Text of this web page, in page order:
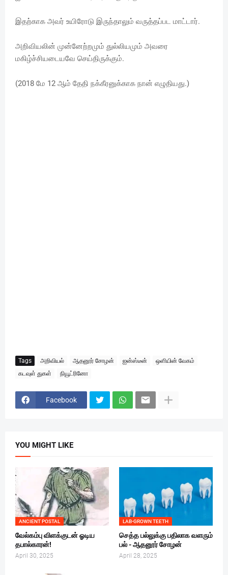
இதற்காக அவர் உயிரோடு இருந்தாலும் வருத்தப்பட மாட்டார்.
அறிவியலின் முன்னேற்றமும் துல்லியமும் அவரை
மகிழ்ச்சியடையவே செய்திருக்கும்.
(2018 மே 12 ஆம் தேதி நக்கீரனுக்காக நான் எழுதியது.)
Tags அறிவியல் ஆதனூர் சோழன் ஐன்ஸ்டீன்
ஒளியின் வேகம்
கடவுள் துகள்
நியூட்ரினோ
Facebook
YOU MIGHT LIKE
ANCIENT POSTAL
வேல்கம்பு விளக்குடன் ஓடிய
தபால்காரன்!
April 30, 2025
LAB-GROWN TEETH
செத்த பல்லுக்கு பதிலாக வளரும்
பல் - ஆதனூர் சோழன்
April 28, 2025